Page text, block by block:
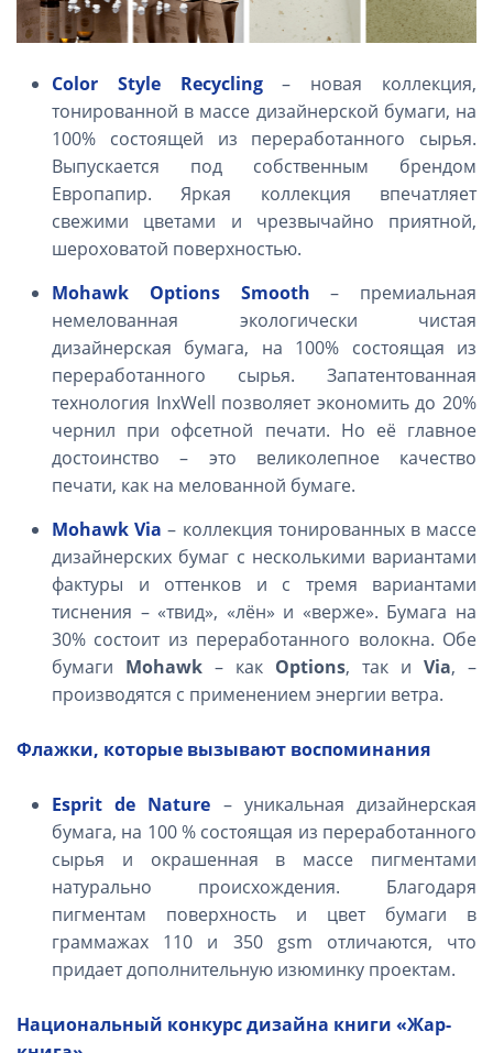
Color Style Recycling– новая коллекция,
тонированной в массе дизайнерской бумаги, на
100% состоящей из переработанного сырья.
Выпускается под собственным брендом
Европапир. Яркая коллекция впечатляет
свежими цветами и чрезвычайно приятной,
шероховатой поверхностью.
Mohawk
Options Smooth – премиальная
немелованная экологически чистая
дизайнерская бумага, на 100% состоящая из
переработанного сырья. Запатентованная
технология InxWell позволяет экономить до 20%
чернил при офсетной печати. Но её главное
достоинство – это великолепное качество
печати, как на мелованной бумаге.
Mohawk Via – коллекция тонированных в массе
дизайнерских бумаг с несколькими вариантами
фактуры и оттенков и с тремя вариантами
тиснения – «твид», «лён» и «верже». Бумага на
30% состоит из переработанного волокна. Обе
бумаги Mohawk – как Options, так и Via, –
производятся с применением энергии ветра.
Флажки, которые вызывают воспоминания
Esprit de Nature – уникальная дизайнерская
бумага, на 100 % состоящая из переработанного
сырья и окрашенная в массе пигментами
натурально происхождения. Благодаря
пигментам поверхность и цвет бумаги в
граммажах 110 и 350 gsm отличаются, что
придает дополнительную изюминку проектам.
Национальный конкурс дизайна книги «Жар-